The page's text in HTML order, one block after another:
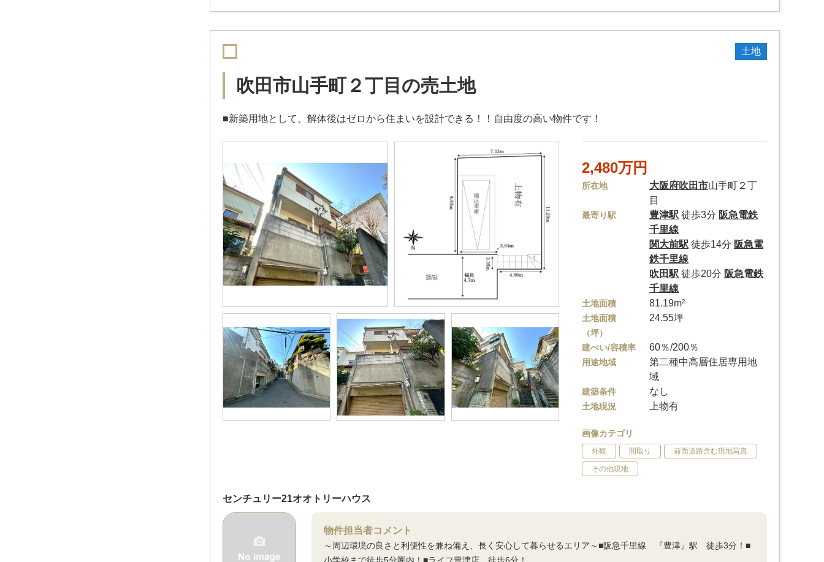
土地
吹田市山手町２丁目の売土地
■新築用地として、解体後はゼロから住まいを設計できる！！自由度の高い物件です！
2,480万円
所在地 大阪府吹田市山手町２丁
目
最寄り駅 豊津駅 徒歩3分 阪急電鉄
千里線
関大前駅 徒歩14分 阪急電
鉄千里線
吹田駅 徒歩20分 阪急電鉄
千里線
土地面積 81.19m²
土地面積
（坪）
24.55坪
建ぺい/容積率 60％/200％
用途地域
第二種中高層住居専用地
域
建築条件 なし
土地現況 上物有
画像カテゴリ
外観 間取り 前面道路含む現地写真
その他現地
センチュリー21オオトリーハウス
物件担当者コメント
～周辺環境の良さと利便性を兼ね備え、長く安心して暮らせるエリア～■阪急千里線 『豊津』駅 徒歩3分！■